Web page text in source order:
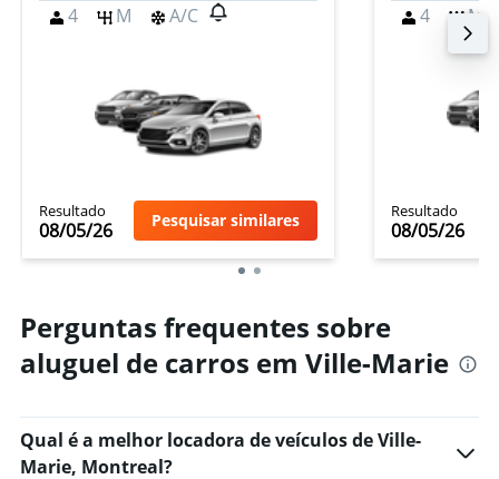
4 M A/C
Resultado
08/05/26 Pesquisar similares
4 M
Resultado
08/05/26
Perguntas frequentes sobre
aluguel de carros em Ville-Marie
Qual é a melhor locadora de veículos de Ville-
Marie, Montreal?